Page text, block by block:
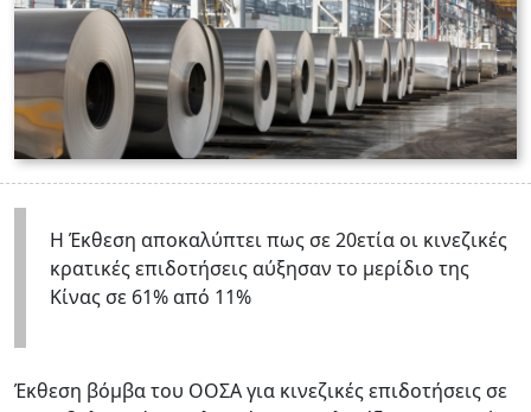
Η Έκθεση αποκαλύπτει πως σε 20ετία οι κινεζικές
κρατικές επιδοτήσεις αύξησαν το μερίδιο της
Κίνας σε 61% από 11%
Έκθεση βόμβα του ΟΟΣΑ για κινεζικές επιδοτήσεις σε